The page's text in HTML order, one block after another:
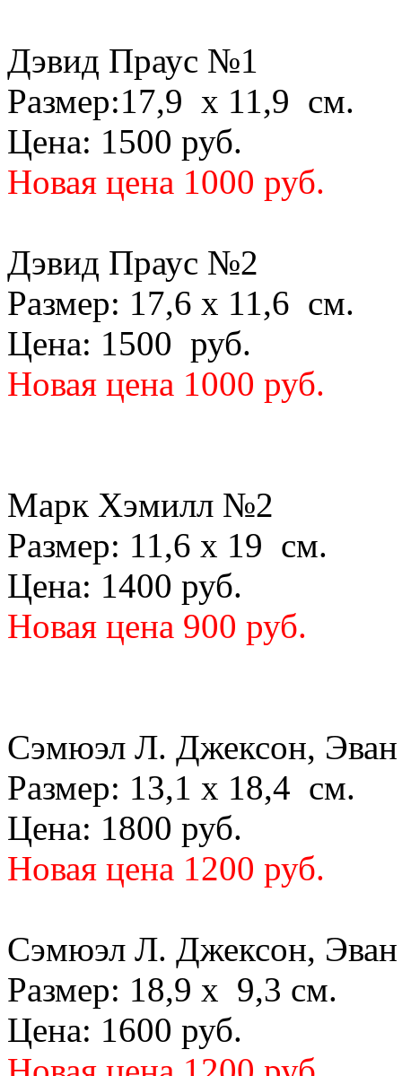
Дэвид Праус №1
Размер:17,9 х 11,9 см.
Цена: 1500 руб.
Новая цена 1000 руб.
Дэвид Праус №2
Размер: 17,6 х 11,6 см.
Цена: 1500 руб.
Новая цена 1000 руб.
Марк Хэмилл №2
Размер: 11,6 х 19 см.
Цена: 1400 руб.
Новая цена 900 руб.
Сэмюэл Л. Джексон,
Размер: 13,1 х 18,4 см.
Цена: 1800 руб.
Новая цена 1200 руб.
Сэмюэл Л. Джексон,
Размер: 18,9 х 9,3 см.
Цена: 1600 руб.